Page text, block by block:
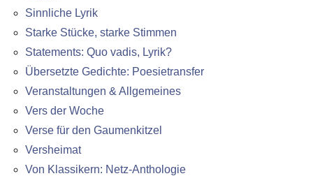
Sinnliche Lyrik
Starke Stücke, starke Stimmen
Statements: Quo vadis, Lyrik?
Übersetzte Gedichte: Poesietransfer
Veranstaltungen & Allgemeines
Vers der Woche
Verse für den Gaumenkitzel
Versheimat
Von Klassikern: Netz-Anthologie